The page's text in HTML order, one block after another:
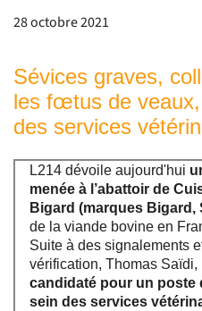
28 octobre 2021
Sévices graves,
les fœtus de
des services
L214 dévoile aujourd'hui
menée à l’abattoir de
Bigard (marques Bigard,
de la viande bovine en
Suite à des signalements
vérification, Thomas Saïdi,
candidaté pour un poste
sein des services